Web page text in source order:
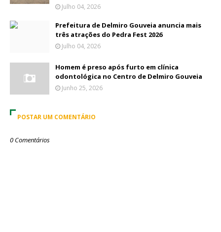
Julho 04, 2026
Prefeitura de Delmiro Gouveia anuncia mais
três atrações do Pedra Fest 2026
Julho 04, 2026
Homem é preso após furto em clínica
odontológica no Centro de Delmiro Gouveia
Junho 25, 2026
POSTAR UM COMENTÁRIO
0 Comentários